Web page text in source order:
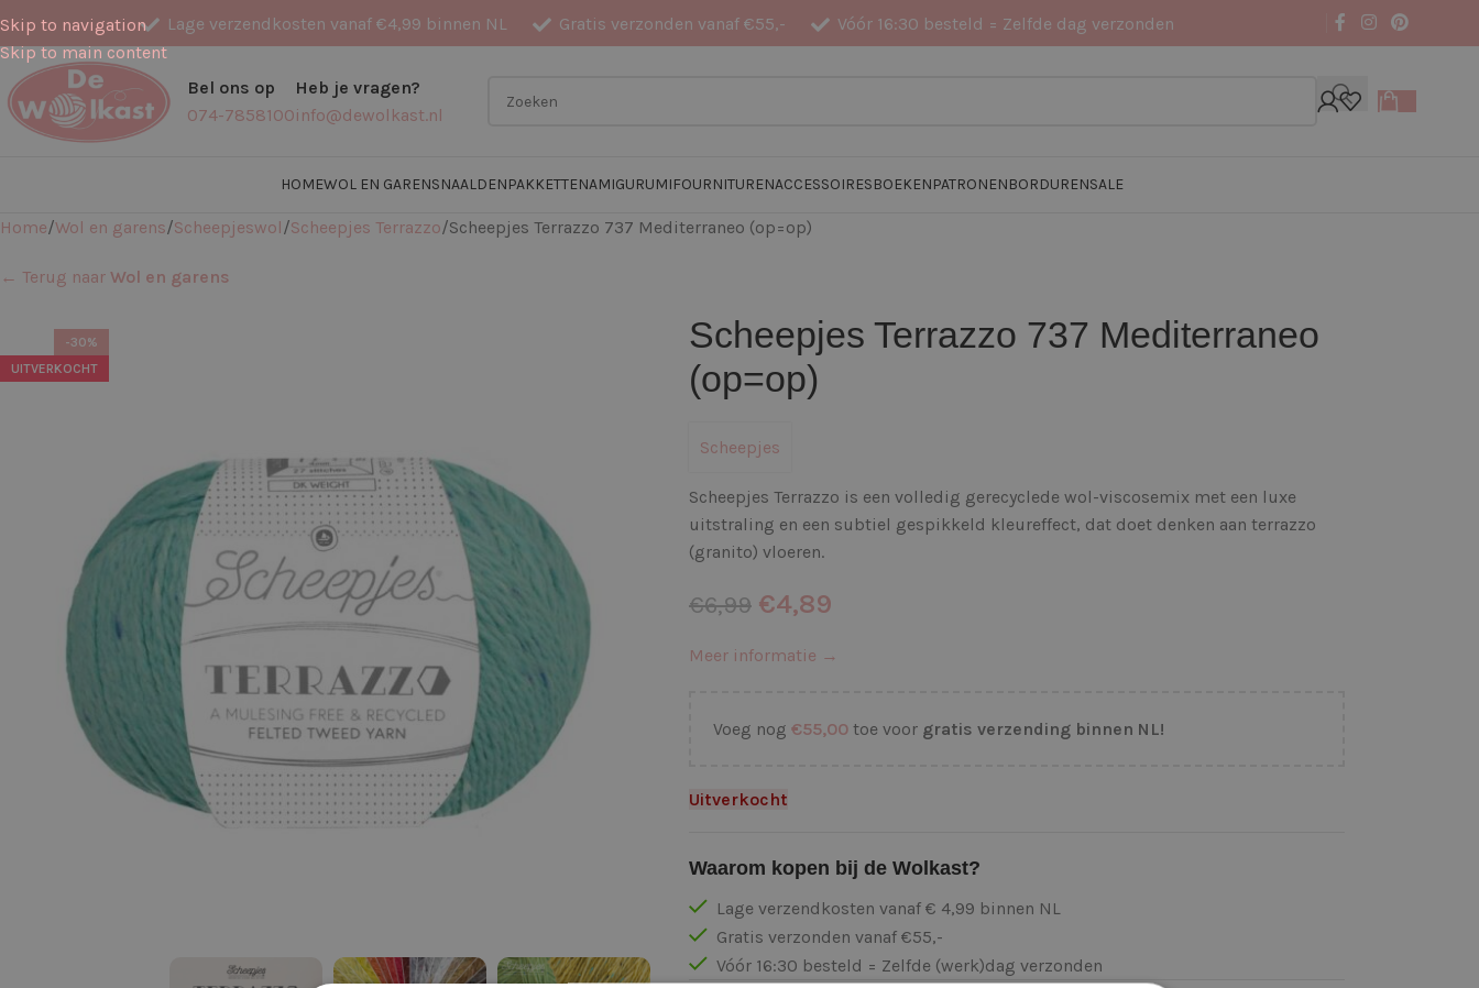
Skip to navigation
Skip to main content
Lage verzendkosten vanaf €4,99 binnen NL Gratis verzonden vanaf €55,- Vóór 16:30 besteld = Zelfde dag verzonden
Bel ons op
074-7858100
Heb je vragen?
info@dewolkast.nl
HOMEWOL EN GARENSNAALDENPAKKETTENAMIGURUMIFOURNITURENACCESSOIRESBOEKENPATRONENBORDURENSALE
Home Wol en garens Scheepjeswol Scheepjes Terrazzo Scheepjes Terrazzo 737 Mediterraneo (op=op)
← Terug naar Wol en garens
-30%
UITVERKOCHT
Scheepjes Terrazzo 737 Mediterraneo
(op=op)
Scheepjes
Scheepjes Terrazzo is een volledig gerecyclede wol-viscosemix met een luxe
uitstraling en een subtiel gespikkeld kleureffect, dat doet denken aan terrazzo
(granito) vloeren.
€6,99 €4,89
Meer informatie →
Voeg nog €55,00toe voor gratis verzending binnen NL!
Uitverkocht
Waarom kopen bij de Wolkast?
Lage verzendkosten vanaf € 4,99 binnen NL
Gratis verzonden vanaf €55,-
Vóór 16:30 besteld = Zelfde (werk)dag verzonden